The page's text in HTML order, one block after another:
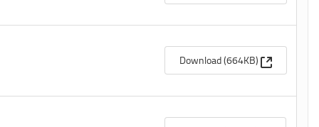
Download (664KB) (Apre una